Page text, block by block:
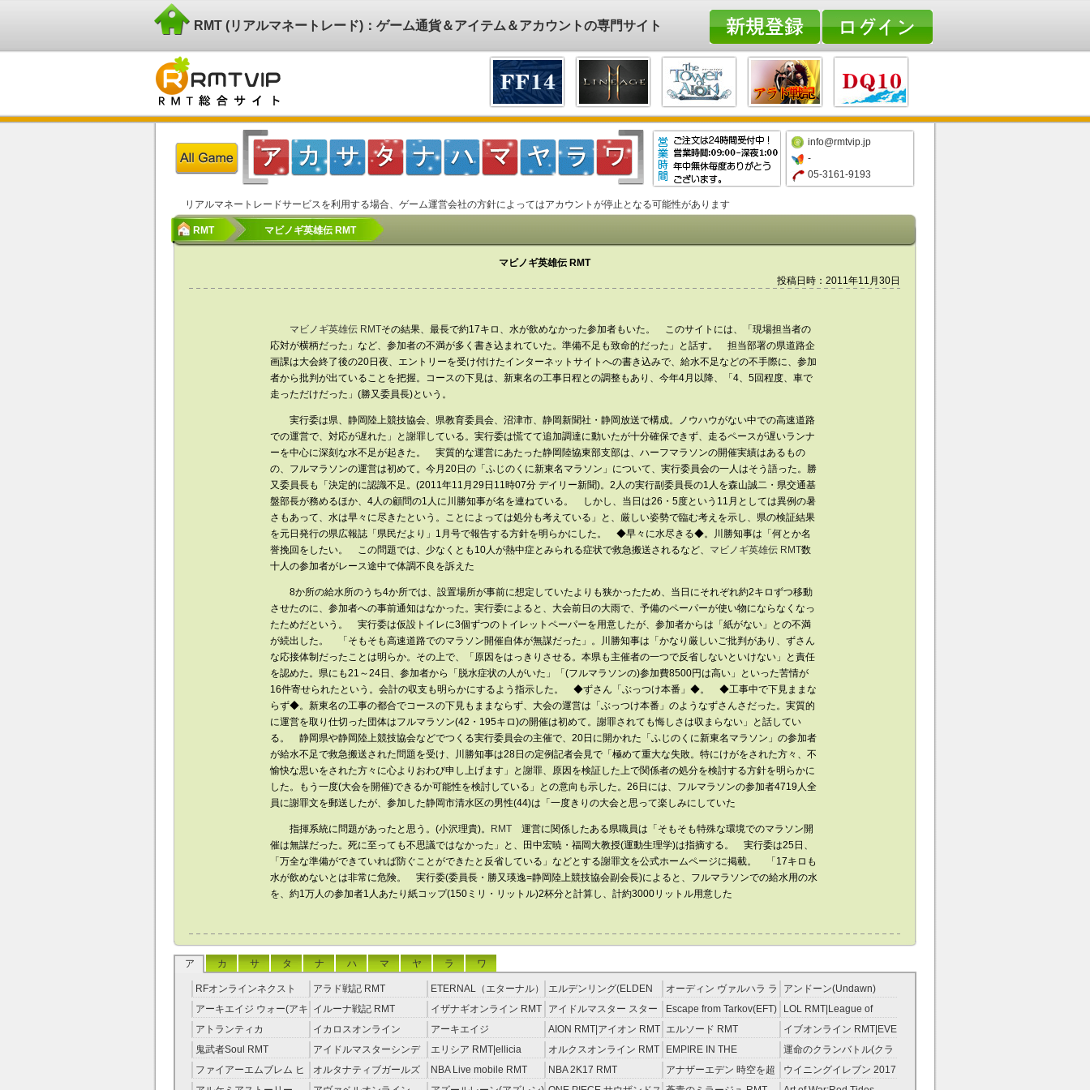
RMT (リアルマネートレード)：ゲーム通貨＆アイテム＆アカウントの専門サイト
info@rmtvip.jp
-
05-3161-9193
リアルマネートレードサービスを利用する場合、ゲーム運営会社の方針によってはアカウントが停止となる可能性があります
RMT マビノギ英雄伝 RMT
マビノギ英雄伝 RMT
投稿日時：2011年11月30日
マビノギ英雄伝 RMTその結果、最長で約17キロ、水が飲めなかった参加者もいた。 このサイトには、「現場担当者の
応対が横柄だった」など、参加者の不満が多く書き込まれていた。準備不足も致命的だった」と話す。 担当部署の県道路企
画課は大会終了後の20日夜、エントリーを受け付けたインターネットサイトへの書き込みで、給水不足などの不手際に、参加
者から批判が出ていることを把握。コースの下見は、新東名の工事日程との調整もあり、今年4月以降、「4、5回程度、車で
走っただけだった」(勝又委員長)という。
実行委は県、静岡陸上競技協会、県教育委員会、沼津市、静岡新聞社・静岡放送で構成。ノウハウがない中での高速道路
での運営で、対応が遅れた」と謝罪している。実行委は慌てて追加調達に動いたが十分確保できず、走るペースが遅いランナ
ーを中心に深刻な水不足が起きた。 実質的な運営にあたった静岡陸協東部支部は、ハーフマラソンの開催実績はあるもの
の、フルマラソンの運営は初めて。今月20日の「ふじのくに新東名マラソン」について、実行委員会の一人はそう語った。勝
又委員長も「決定的に認識不足。(2011年11月29日11時07分 デイリー新聞)。2人の実行副委員長の1人を森山誠二・県交通基
盤部長が務めるほか、4人の顧問の1人に川勝知事が名を連ねている。 しかし、当日は26・5度という11月としては異例の暑
さもあって、水は早々に尽きたという。ことによっては処分も考えている」と、厳しい姿勢で臨む考えを示し、県の検証結果
を元日発行の県広報誌「県民だより」1月号で報告する方針を明らかにした。 ◆早々に水尽きる◆。川勝知事は「何とか名
誉挽回をしたい。 この問題では、少なくとも10人が熱中症とみられる症状で救急搬送されるなど、 マビノギ英雄伝 RMT数
十人の参加者がレース途中で体調不良を訴えた
8か所の給水所のうち4か所では、設置場所が事前に想定していたよりも狭かったため、当日にそれぞれ約2キロずつ移動
させたのに、参加者への事前通知はなかった。実行委によると、大会前日の大雨で、予備のペーパーが使い物にならなくなっ
たためだという。 実行委は仮設トイレに3個ずつのトイレットペーパーを用意したが、参加者からは「紙がない」との不満
が続出した。 「そもそも高速道路でのマラソン開催自体が無謀だった」。川勝知事は「かなり厳しいご批判があり、ずさん
な応接体制だったことは明らか。その上で、「原因をはっきりさせる。本県も主催者の一つで反省しないといけない」と責任
を認めた。県にも21～24日、参加者から「脱水症状の人がいた」「(フルマラソンの)参加費8500円は高い」といった苦情が
16件寄せられたという。会計の収支も明らかにするよう指示した。 ◆ずさん「ぶっつけ本番」◆。 ◆工事中で下見ままな
らず◆。新東名の工事の都合でコースの下見もままならず、大会の運営は「ぶっつけ本番」のようなずさんさだった。実質的
に運営を取り仕切った団体はフルマラソン(42・195キロ)の開催は初めて。謝罪されても悔しさは収まらない」と話してい
る。 静岡県や静岡陸上競技協会などでつくる実行委員会の主催で、20日に開かれた「ふじのくに新東名マラソン」の参加者
が給水不足で救急搬送された問題を受け、川勝知事は28日の定例記者会見で「極めて重大な失敗。特にけがをされた方々、不
愉快な思いをされた方々に心よりおわび申し上げます」と謝罪、原因を検証した上で関係者の処分を検討する方針を明らかに
した。もう一度(大会を開催)できるか可能性を検討している」との意向も示した。26日には、フルマラソンの参加者4719人全
員に謝罪文を郵送したが、参加した静岡市清水区の男性(44)は「一度きりの大会と思って楽しみにしていた
指揮系統に問題があったと思う。(小沢理貴)。 RMT 運営に関係したある県職員は「そもそも特殊な環境でのマラソン開
催は無謀だった。死に至っても不思議ではなかった」と、田中宏暁・福岡大教授(運動生理学)は指摘する。 実行委は25日、
「万全な準備ができていれば防ぐことができたと反省している」などとする謝罪文を公式ホームページに掲載。 「17キロも
水が飲めないとは非常に危険。 実行委(委員長・勝又瑛逸=静岡陸上競技協会副会長)によると、フルマラソンでの給水用の水
を、約1万人の参加者1人あたり紙コップ(150ミリ・リットル)2杯分と計算し、計約3000リットル用意した
ア カ サ タ ナ ハ マ ヤ ラ ワ
RFオンラインネクスト
RMT
アラド戦記 RMT
ETERNAL（エターナル）
RMT
エルデンリング(ELDEN
RING) RMT
オーディン ヴァルハラ ラ
イジング RMT
アンドーン(Undawn)
RMT
アーキエイジ ウォー(アキ
ウオ) RMT
イルーナ戦記 RMT イザナギオンライン RMT
アイドルマスター スター
ライトステージ RMT
Escape from Tarkov(EFT)
RMT
LOL RMT|League of
Legends RMT
アトランティカ
RMT|Atlantica RMT
イカロスオンライン
RMT（予約制）
アーキエイジ
RMT|ArcheAge RMT（予
約制）
AION RMT|アイオン RMT エルソード RMT
イブオンライン RMT|EVE
RMT
鬼武者Soul RMT
アイドルマスターシンデ
レラガールズ(モバマス)
RMT
エリシア RMT|ellicia
RMT
オルクスオンライン RMT
EMPIRE IN THE
STORM（エンスト）
RMT
運命のクランバトル(クラ
バト) RMT
ファイアーエムブレム ヒ
ーローズ(FEヒーローズ)
オルタナティブガールズ
RMT
NBA Live mobile RMT NBA 2K17 RMT
アナザーエデン 時空を超
える猫 アカウント RMT
ウイニングイレブン 2017
RMT|Winning Eleven